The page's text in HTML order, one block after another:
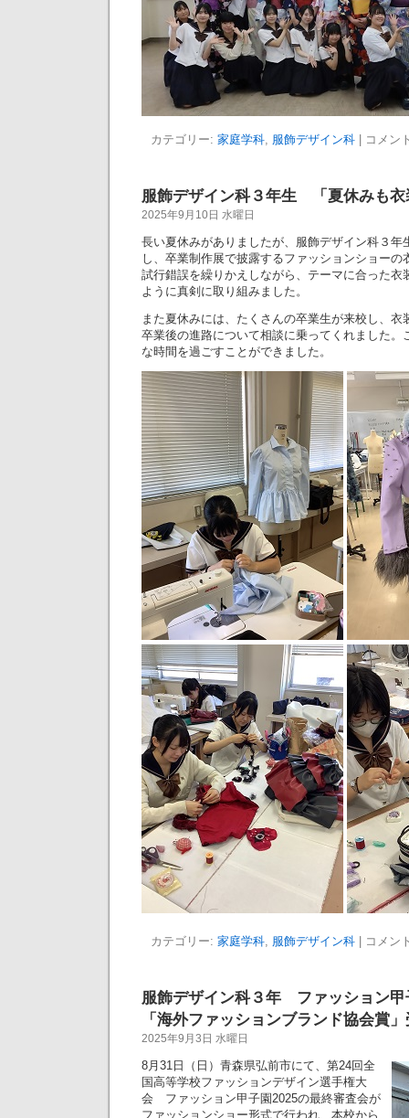
カテゴリー: 家庭学科, 服飾デザイン科 コメン
服飾デザイン科３年生 「夏休みも衣
2025年9月10日 水曜日
長い夏休みがありましたが、服飾デザイン科３年
し、卒業制作展で披露するファッションショーの
試行錯誤を繰りかえしながら、テーマに合った衣
ように真剣に取り組みました。
また夏休みには、たくさんの卒業生が来校し、衣
卒業後の進路について相談に乗ってくれました。
な時間を過ごすことができました。
カテゴリー: 家庭学科, 服飾デザイン科 コメン
服飾デザイン科３年 ファッション
「海外ファッションブランド協会賞
2025年9月3日 水曜日
8月31日（日）青森県弘前市にて、第24回全
国高等学校ファッションデザイン選手権大
会 ファッション甲子園2025の最終審査会が
ファッションショー形式で行われ、本校から